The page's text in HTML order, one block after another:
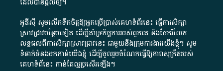
អូឌីស៊ី សូមលើកទឹកចិត្តឱ្យអ្នកប្រើប្រាស់គេហទំព័រនេះ ធ្វើការសិក្សា
ស្រាវជ្រាវបន្ថែមទៀត ដើម្បីគាំទ្រកិច្ចការ​របស់ពួកគេ និងចែករំលែក
លទ្ធផលពីការសិក្សាស្រាវជ្រាវនេះ ជាមួយនឹងក្រុមការងារយើងខ្ញុំ។ សូម
ទំនាក់ទំនងមកកាន់យើងខ្ញុំ ដើម្បីចូលរួមចំណែកធ្វើឱ្យភាពសុក្រឹតរបស់
គេហទំព័នេះ កាន់តែល្អប្រសើរឡើង។